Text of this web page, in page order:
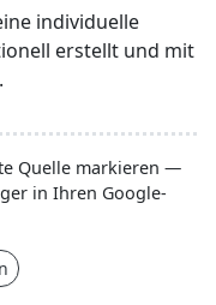
individuelle
erstellt und mit
Quelle markieren —
in Ihren Google-